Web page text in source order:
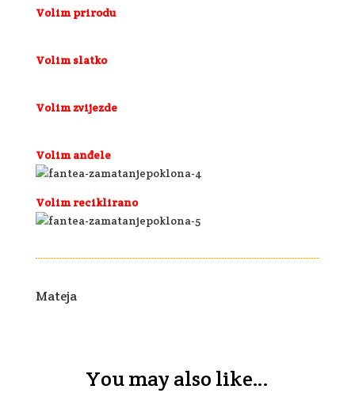
Volim prirodu
Volim slatko
Volim zvijezde
Volim anđele
Volim reciklirano
Mateja
You may also like…